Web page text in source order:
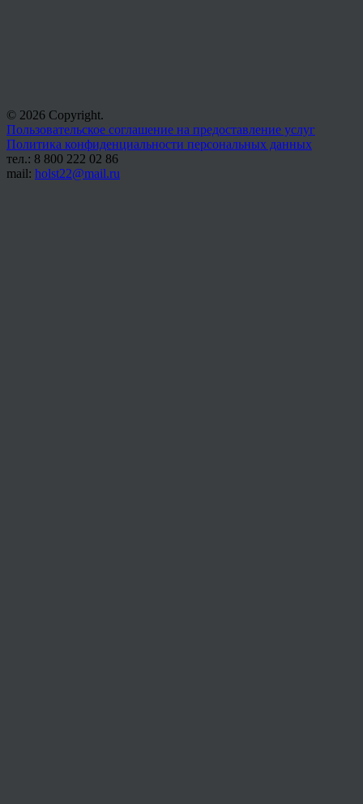
© 2026 Copyright.
Пользовательское соглашение на предоставление услуг
Политика конфиденциальности персональных данных
тел.: 8 800 222 02 86
mail: holst22@mail.ru